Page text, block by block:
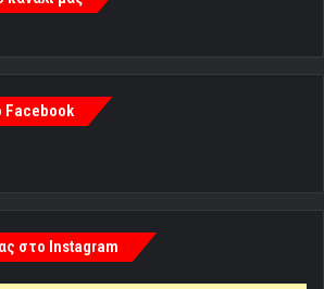
Facebook
στο Instagram